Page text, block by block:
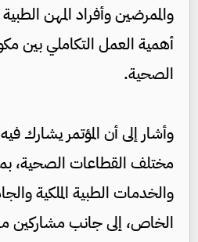
والممرضين وأفراد المهن
أهمية العمل التكاملي بين
الصحية.
وأشار إلى أن المؤتمر يشارك
مختلف القطاعات الصحية،
والخدمات الطبية الملكية
الخاص، إلى جانب مشاركين